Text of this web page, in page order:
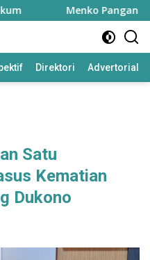
Menko Pangan
Direktori Advertorial
Satu
Kematian
Dukono